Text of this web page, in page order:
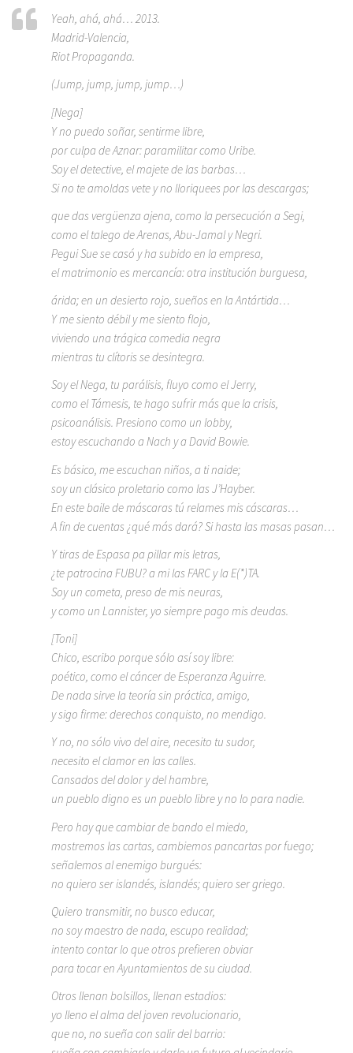
Yeah, ahá, ahá… 2013.
Madrid-Valencia,
Riot Propaganda.
(Jump, jump, jump, jump…)
[Nega]
Y no puedo soñar, sentirme libre,
por culpa de Aznar: paramilitar como Uribe.
Soy el detective, el majete de las barbas…
Si no te amoldas vete y no lloriquees por las descargas;
que das vergüenza ajena, como la persecución a Segi,
como el talego de Arenas, Abu-Jamal y Negri.
Pegui Sue se casó y ha subido en la empresa,
el matrimonio es mercancía: otra institución burguesa,
árida; en un desierto rojo, sueños en la Antártida…
Y me siento débil y me siento flojo,
viviendo una trágica comedia negra
mientras tu clítoris se desintegra.
Soy el Nega, tu parálisis, fluyo como el Jerry,
como el Támesis, te hago sufrir más que la crisis,
psicoanálisis. Presiono como un lobby,
estoy escuchando a Nach y a David Bowie.
Es básico, me escuchan niños, a ti naide;
soy un clásico proletario como las J’Hayber.
En este baile de máscaras tú relames mis cáscaras…
A fin de cuentas ¿qué más dará? Si hasta las masas pasan…
Y tiras de Espasa pa pillar mis letras,
¿te patrocina FUBU? a mi las FARC y la E(*)TA.
Soy un cometa, preso de mis neuras,
y como un Lannister, yo siempre pago mis deudas.
[Toni]
Chico, escribo porque sólo así soy libre:
poético, como el cáncer de Esperanza Aguirre.
De nada sirve la teoría sin práctica, amigo,
y sigo firme: derechos conquisto, no mendigo.
Y no, no sólo vivo del aire, necesito tu sudor,
necesito el clamor en las calles.
Cansados del dolor y del hambre,
un pueblo digno es un pueblo libre y no lo para nadie.
Pero hay que cambiar de bando el miedo,
mostremos las cartas, cambiemos pancartas por fuego;
señalemos al enemigo burgués:
no quiero ser islandés, islandés; quiero ser griego.
Quiero transmitir, no busco educar,
no soy maestro de nada, escupo realidad;
intento contar lo que otros prefieren obviar
para tocar en Ayuntamientos de su ciudad.
Otros llenan bolsillos, llenan estadios:
yo lleno el alma del joven revolucionario,
que no, no sueña con salir del barrio: